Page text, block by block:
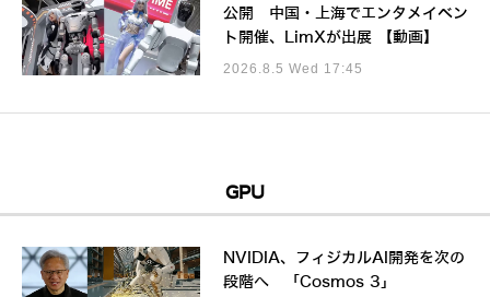
公開 中国・上海でエンタメイベン
ト開催、LimXが出展 【動画】
2026.8.5 Wed 17:45
GPU
NVIDIA、フィジカルAI開発を次の
段階へ 「Cosmos 3」